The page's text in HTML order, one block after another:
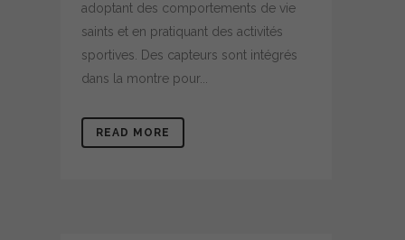
adoptant des comportements de vie
saints et en pratiquant des activités
sportives. Des capteurs sont intégrés
dans la montre pour...
READ MORE